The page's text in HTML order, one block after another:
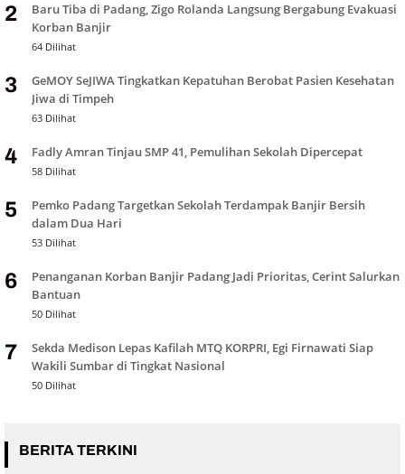
2
Baru Tiba di Padang, Zigo Rolanda Langsung Bergabung Evakuasi
Korban Banjir
64 Dilihat
3
GeMOY SeJIWA Tingkatkan Kepatuhan Berobat Pasien Kesehatan
Jiwa di Timpeh
63 Dilihat
4 Fadly Amran Tinjau SMP 41, Pemulihan Sekolah Dipercepat
58 Dilihat
5
Pemko Padang Targetkan Sekolah Terdampak Banjir Bersih
dalam Dua Hari
53 Dilihat
6
Penanganan Korban Banjir Padang Jadi Prioritas, Cerint Salurkan
Bantuan
50 Dilihat
7
Sekda Medison Lepas Kafilah MTQ KORPRI, Egi Firnawati Siap
Wakili Sumbar di Tingkat Nasional
50 Dilihat
BERITA TERKINI